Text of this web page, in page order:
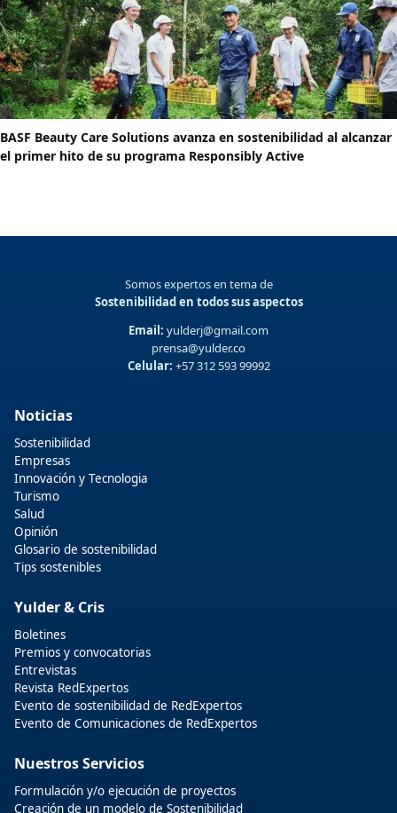
BASF Beauty Care Solutions avanza en sostenibilidad al alcanzar
el primer hito de su programa Responsibly Active
Somos expertos en tema de
Sostenibilidad en todos sus aspectos
Email: yulderj@gmail.com
prensa@yulder.co
Celular: +57 312 593 99992
Noticias
Sostenibilidad
Empresas
Innovación y Tecnologia
Turismo
Salud
Opinión
Glosario de sostenibilidad
Tips sostenibles
Yulder & Cris
Boletines
Premios y convocatorias
Entrevistas
Revista RedExpertos
Evento de sostenibilidad de RedExpertos
Evento de Comunicaciones de RedExpertos
Nuestros Servicios
Formulación y/o ejecución de proyectos
Creación de un modelo de Sostenibilidad